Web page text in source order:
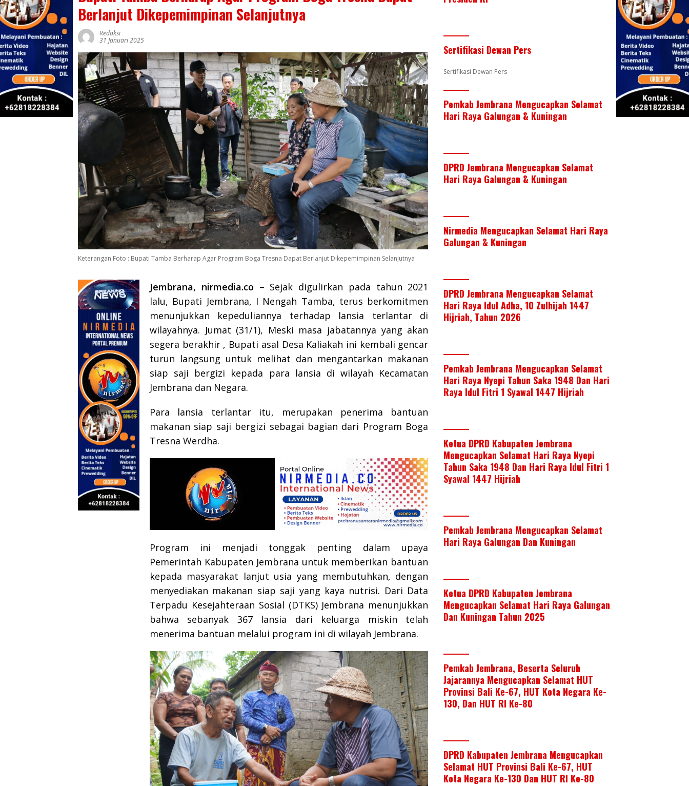
Berlanjut Dikepemimpinan Selanjutnya
Redaksi
31 Januari 2025
Keterangan Foto : Bupati Tamba Berharap Agar Program Boga Tresna Dapat Berlanjut Dikepemimpinan Selanjutnya
Jembrana, nirmedia.co – Sejak digulirkan pada tahun 2021
lalu, Bupati Jembrana, I Nengah Tamba, terus berkomitmen
menunjukkan kepeduliannya terhadap lansia terlantar di
wilayahnya. Jumat (31/1), Meski masa jabatannya yang akan
segera berakhir , Bupati asal Desa Kaliakah ini kembali gencar
turun langsung untuk melihat dan mengantarkan makanan
siap saji bergizi kepada para lansia di wilayah Kecamatan
Jembrana dan Negara.
Para lansia terlantar itu, merupakan penerima bantuan
makanan siap saji bergizi sebagai bagian dari Program Boga
Tresna Werdha.
Program ini menjadi tonggak penting dalam upaya
Pemerintah Kabupaten Jembrana untuk memberikan bantuan
kepada masyarakat lanjut usia yang membutuhkan, dengan
menyediakan makanan siap saji yang kaya nutrisi. Dari Data
Terpadu Kesejahteraan Sosial (DTKS) Jembrana menunjukkan
bahwa sebanyak 367 lansia dari keluarga miskin telah
menerima bantuan melalui program ini di wilayah Jembrana.
e er
k
Sertifikasi Dewan Pers
Sertifikasi Dewan Pers
Pemkab Jembrana Mengucapkan Selamat
Hari Raya Galungan & Kuningan
DPRD Jembrana Mengucapkan Selamat
Hari Raya Galungan & Kuningan
Nirmedia Mengucapkan Selamat Hari Raya
Galungan & Kuningan
DPRD Jembrana Mengucapkan Selamat
Hari Raya Idul Adha, 10 Zulhijah 1447
Hijriah, Tahun 2026
Pemkab Jembrana Mengucapkan Selamat
Hari Raya Nyepi Tahun Saka 1948 Dan Hari
Raya Idul Fitri 1 Syawal 1447 Hijriah
Ketua DPRD Kabupaten Jembrana
Mengucapkan Selamat Hari Raya Nyepi
Tahun Saka 1948 Dan Hari Raya Idul Fitri 1
Syawal 1447 Hijriah
Pemkab Jembrana Mengucapkan Selamat
Hari Raya Galungan Dan Kuningan
Ketua DPRD Kabupaten Jembrana
Mengucapkan Selamat Hari Raya Galungan
Dan Kuningan Tahun 2025
Pemkab Jembrana, Beserta Seluruh
Jajarannya Mengucapkan Selamat HUT
Provinsi Bali Ke-67, HUT Kota Negara Ke-
130, Dan HUT RI Ke-80
DPRD Kabupaten Jembrana Mengucapkan
Selamat HUT Provinsi Bali Ke-67, HUT
Kota Negara Ke-130 Dan HUT RI Ke-80